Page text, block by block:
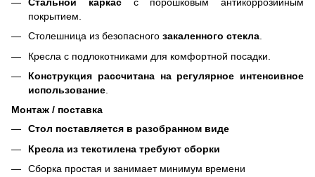
покрытием.
Столешница из безопасного закаленного стекла.
Кресла с подлокотниками для комфортной посадки.
Конструкция рассчитана на регулярное интенсивное
использование
Монтаж / поставка
Стол поставляется в разобранном виде
Кресла из текстилена требуют сборки
Сборка простая и занимает минимум времени